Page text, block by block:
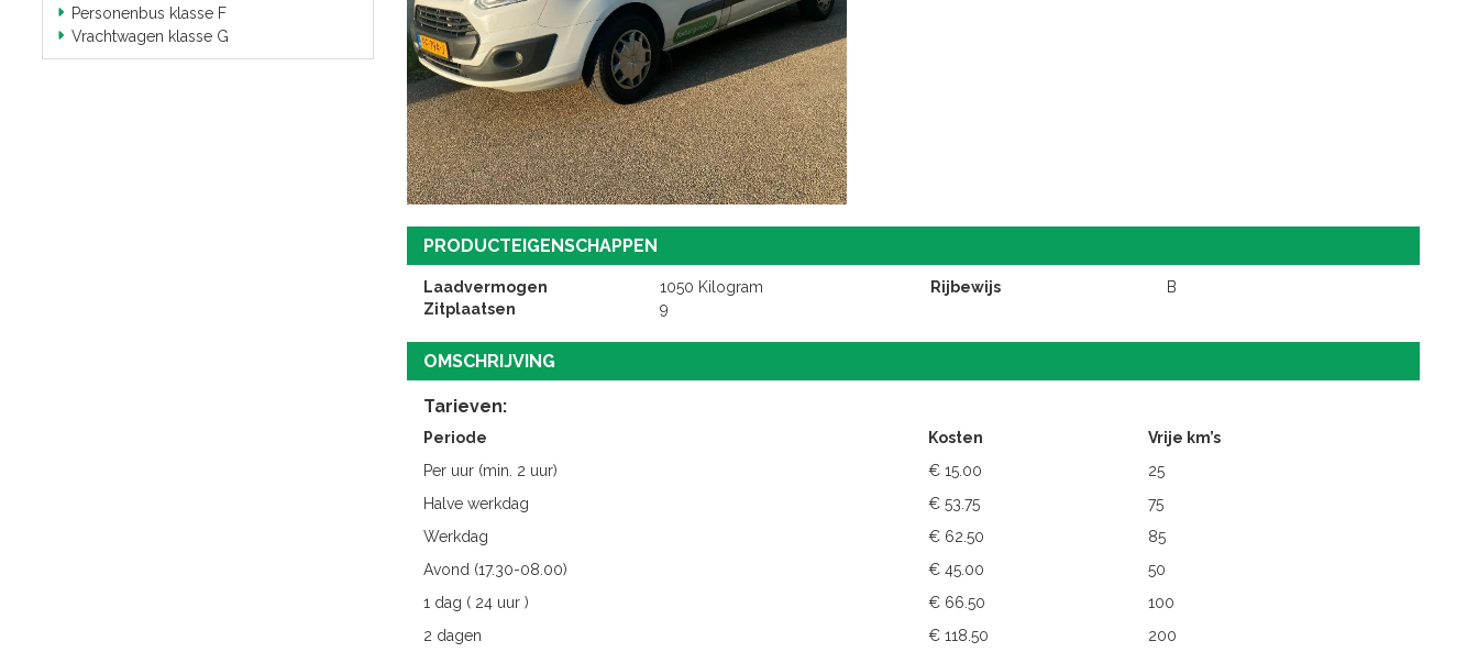
Personenbus klasse F
Vrachtwagen klasse G
PRODUCTEIGENSCHAPPEN
Laadvermogen
1050 Kilogram
Zitplaatsen
9
Rijbewijs B
OMSCHRIJVING
Tarieven:
Periode Kosten
Vrije km’s
Per uur (min. 2 uur)
€ 15.00
25
Halve werkdag
€ 53.75
75
Werkdag
€ 62.50
85
Avond (17.30-08.00)
€ 45.00
50
1 dag ( 24 uur )
€ 66.50
100
2 dagen
€ 118.50
200